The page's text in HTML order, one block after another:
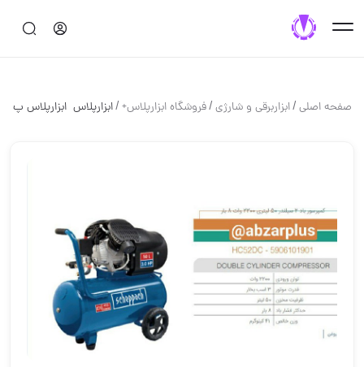
صفحه اصلی/ابزاربرقی و شارژی/فروشگاه ابزارپلاس+/️️️️ابزارپلاس ️️️️ ابزارپلاس پ